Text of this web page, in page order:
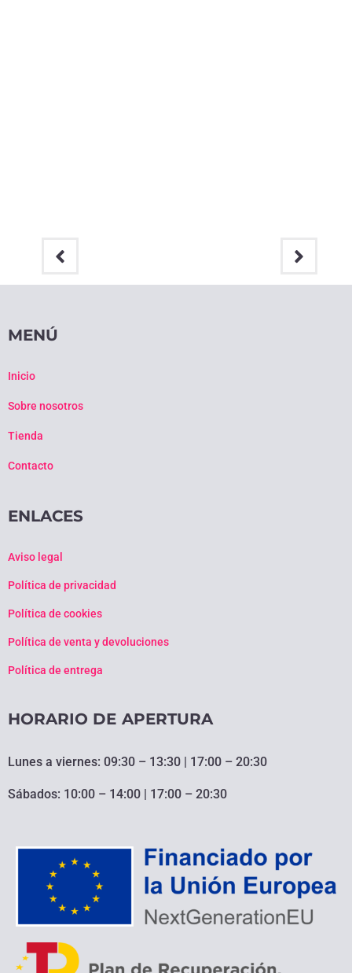
MENÚ
Inicio
Sobre nosotros
Tienda
Contacto
ENLACES
Aviso legal
Política de privacidad
Política de cookies
Política de venta y devoluciones
Política de entrega
HORARIO DE APERTURA
Lunes a viernes: 09:30 – 13:30 | 17:00 – 20:30
Sábados: 10:00 – 14:00 | 17:00 – 20:30